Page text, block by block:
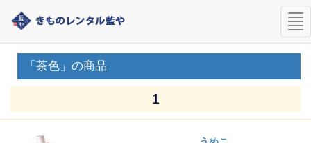
「茶色」の商品
1